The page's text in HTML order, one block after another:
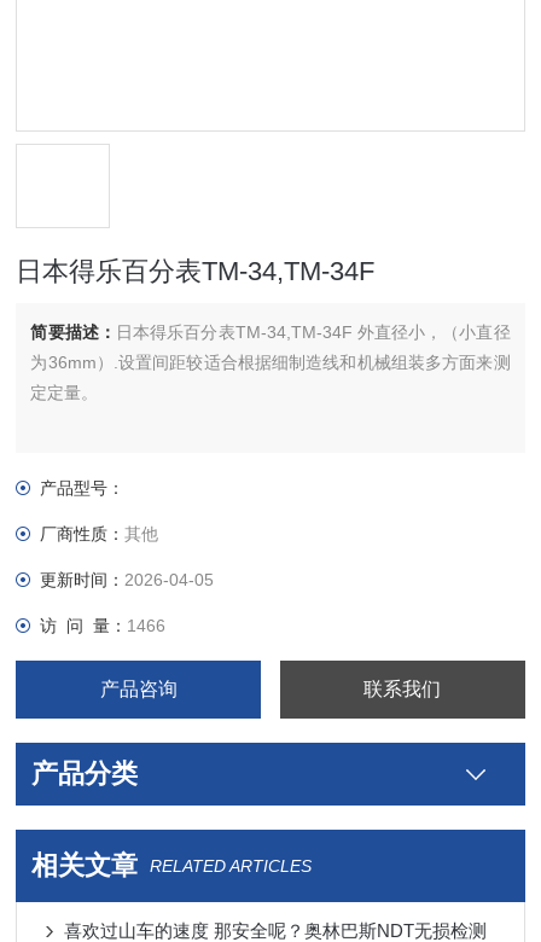
日本得乐百分表TM-34,TM-34F
简要描述： 日本得乐百分表TM-34,TM-34F 外直径小，（小直径
为36mm）.设置间距较适合根据细制造线和机械组装多方面来测
定定量。
产品型号：
厂商性质：其他
更新时间： 2026-04-05
访 问 量： 1466
产品咨询 联系我们
产品分类
相关文章 RELATED ARTICLES
喜欢过山车的速度 那安全呢？奥林巴斯NDT无损检测